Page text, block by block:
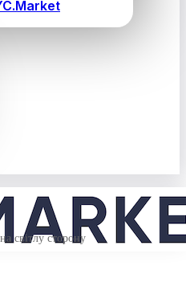
світлу сторону